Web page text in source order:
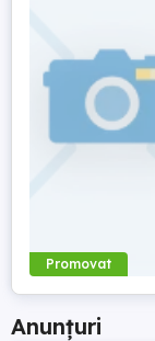
Promovat
Anunțuri